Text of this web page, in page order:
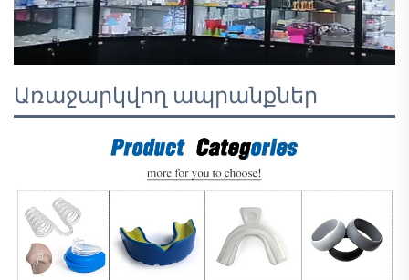
Առաջարկվող ապրանքներ